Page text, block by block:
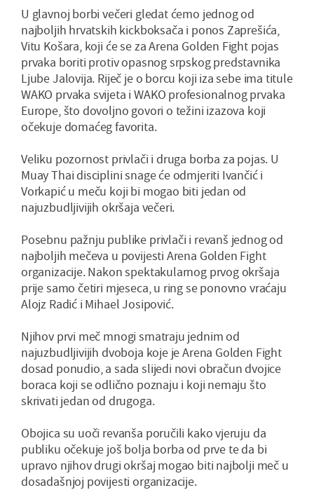
U glavnoj borbi večeri gledat ćemo jednog od
najboljih hrvatskih kickboksača i ponos Zaprešića,
Vitu Košara, koji će se za Arena Golden Fight pojas
prvaka boriti protiv opasnog srpskog predstavnika
Ljube Jalovija. Riječ je o borcu koji iza sebe ima titule
WAKO prvaka svijeta i WAKO profesionalnog prvaka
Europe, što dovoljno govori o težini izazova koji
očekuje domaćeg favorita.
Veliku pozornost privlači i druga borba za pojas. U
Muay Thai disciplini snage će odmjeriti Ivančić i
Vorkapić u meču koji bi mogao biti jedan od
najuzbudljivijih okršaja večeri.
Posebnu pažnju publike privlači i revanš jednog od
najboljih mečeva u povijesti Arena Golden Fight
organizacije. Nakon spektakularnog prvog okršaja
prije samo četiri mjeseca, u ring se ponovno vraćaju
Alojz Radić i Mihael Josipović.
Njihov prvi meč mnogi smatraju jednim od
najuzbudljivijih dvoboja koje je Arena Golden Fight
dosad ponudio, a sada slijedi novi obračun dvojice
boraca koji se odlično poznaju i koji nemaju što
skrivati jedan od drugoga.
Obojica su uoči revanša poručili kako vjeruju da
publiku očekuje još bolja borba od prve te da bi
upravo njihov drugi okršaj mogao biti najbolji meč u
dosadašnjoj povijesti organizacije.